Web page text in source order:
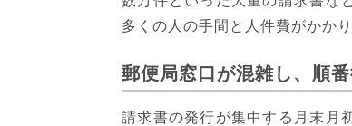
多くの人の手間と人件費がかかり
郵便局窓口が混雑し、順
請求書の発行が集中する月末月